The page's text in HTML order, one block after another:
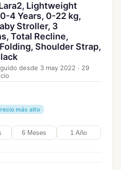
Lightweight
4 Years, 0-22 kg,
Stroller, 3
Total Recline,
Shoulder Strap,
desde 3 may 2022 · 29
más alto
6 Meses 1 Año